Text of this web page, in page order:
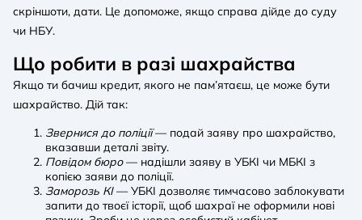
скріншоти, дати. Це допоможе, якщо справа дійде до суду
чи НБУ.
Що робити в разі шахрайства
Якщо ти бачиш кредит, якого не пам’ятаєш, це може бути
шахрайство. Дій так:
Звернися до поліції— подай заяву про шахрайство,
вказавши деталі звіту.
Повідом бюро— надішли заяву в УБКІ чи МБКІ з
копією заяви до поліції.
Заморозь КІ— УБКІ дозволяє тимчасово заблокувати
запити до твоєї історії, щоб шахраї не оформили нові